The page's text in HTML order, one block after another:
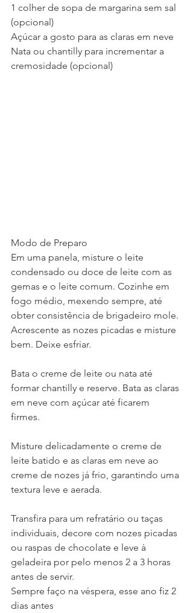
1 colher de sopa de margarina sem sal
(opcional)
Açúcar a gosto para as claras em neve
Nata ou chantilly para incrementar a
cremosidade (opcional)
Modo de Preparo
Em uma panela, misture o leite
condensado ou doce de leite com as
gemas e o leite comum. Cozinhe em
fogo médio, mexendo sempre, até
obter consistência de brigadeiro mole.
Acrescente as nozes picadas e misture
bem. Deixe esfriar.
Bata o creme de leite ou nata até
formar chantilly e reserve. Bata as claras
em neve com açúcar até ficarem
firmes.
Misture delicadamente o creme de
leite batido e as claras em neve ao
creme de nozes já frio, garantindo uma
textura leve e aerada.
Transfira para um refratário ou taças
individuais, decore com nozes picadas
ou raspas de chocolate e leve à
geladeira por pelo menos 2 a 3 horas
antes de servir.
Sempre faço na véspera, esse ano fiz 2
dias antes